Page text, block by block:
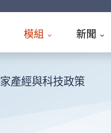
模組 新聞
產經與科技政策